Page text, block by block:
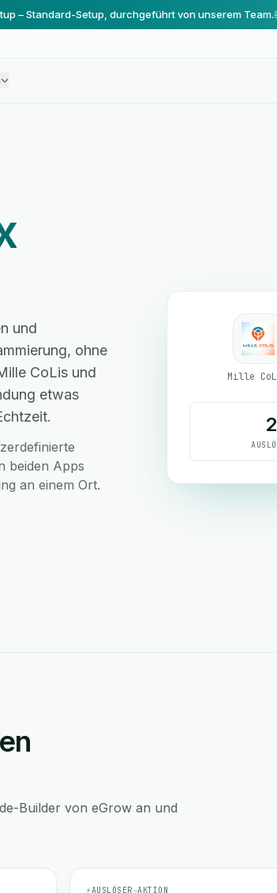
– Standard-Setup, durchgeführt von unserem Team.
und
ohne
CoLis und
etwas
beiden Apps
an einem Ort.
Mille
2
Builder von eGrow an und
⚡AUSLÖSER→AKTION